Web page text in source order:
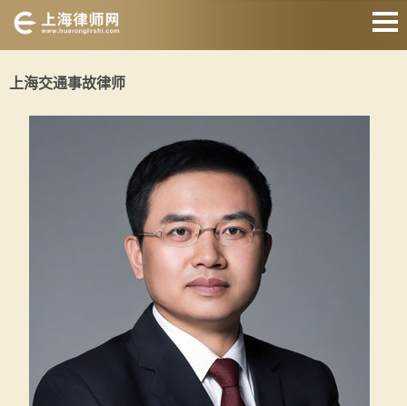
婚姻家庭律师
刑事辩护律师
房产纠纷律师
合同纠纷律师
关于我们
上海交通事故律师